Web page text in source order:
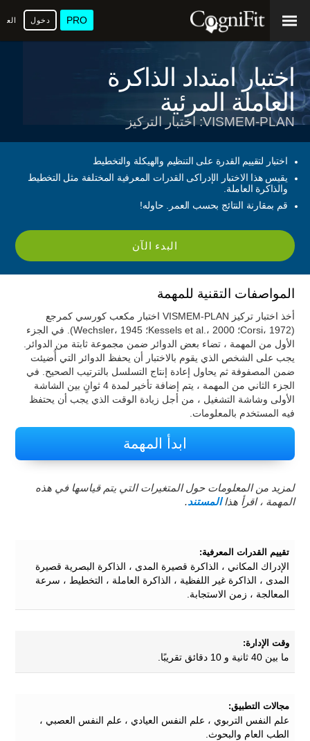
PRO دخول
اختبار امتداد الذاكرة
العاملة المرئية
VISMEM-PLAN: اختبار التركيز
اختبار لتقييم القدرة على التنظيم والهيكلة والتخطيط
يقيس هذا الاختبار الإدراكى القدرات المعرفية المختلفة مثل التخطيط
والذاكرة العاملة.
قم بمقارنة النتائج بحسب العمر. حاوله!
البدء الآن
المواصفات التقنية للمهمة
أخذ اختبار تركيز VISMEM-PLAN اختبار مكعب كورسي كمرجع
(Corsi، 1972؛ Kessels et al.، 2000؛ Wechsler، 1945). في الجزء
الأول من المهمة ، تضاء بعض الدوائر ضمن مجموعة ثابتة من الدوائر.
يجب على الشخص الذي يقوم بالاختبار أن يحفظ الدوائر التي أُضيئت
ضمن المصفوفة ثم يحاول إعادة إنتاج التسلسل بالترتيب الصحيح. في
الجزء الثاني من المهمة ، يتم إضافة تأخير لمدة 4 ثوانٍ بين الشاشة
الأولى وشاشة التشغيل ، من أجل زيادة الوقت الذي يجب أن يحتفظ
فيه المستخدم بالمعلومات.
ابدأ المهمة
لمزيد من المعلومات حول المتغيرات التي يتم قياسها في هذه
المهمة ، اقرأ هذاالمستند.
تقييم القدرات المعرفية:
الإدراك المكاني ، الذاكرة قصيرة المدى ، الذاكرة البصرية قصيرة
المدى ، الذاكرة غير اللفظية ، الذاكرة العاملة ، التخطيط ، سرعة
المعالجة ، زمن الاستجابة.
وقت الإدارة:
ما بين 40 ثانية و 10 دقائق تقريبًا.
مجالات التطبيق:
علم النفس التربوي ، علم النفس العيادي ، علم النفس العصبي ،
الطب العام والبحوث.